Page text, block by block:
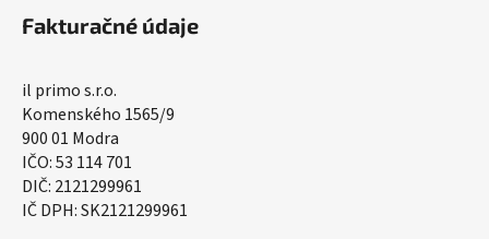
Fakturačné údaje
il primo s.r.o.
Komenského 1565/9
900 01 Modra
IČO: 53 114 701
DIČ: 2121299961
IČ DPH: SK2121299961